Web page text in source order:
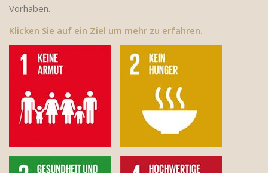
Vorhaben.
Klicken Sie auf ein Ziel um mehr zu erfahren.